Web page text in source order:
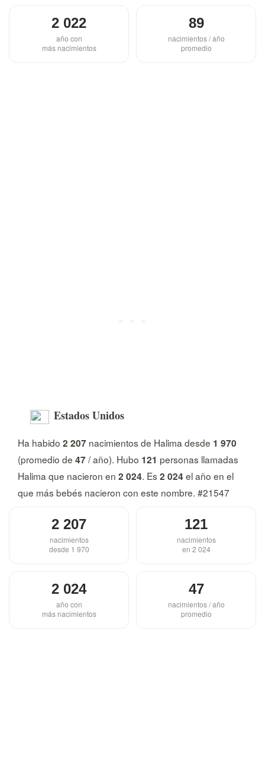
2 022
año con
más nacimientos
89
nacimientos / año
promedio
Estados Unidos
Ha habido 2 207 nacimientos de Halima desde 1 970
(promedio de 47/ año). Hubo 121 personas llamadas
Halima que nacieron en 2 024. Es 2 024 el año en el
que más bebés nacieron con este nombre. #21547
2 207
nacimientos
desde 1 970
121
nacimientos
en 2 024
2 024
año con
más nacimientos
47
nacimientos / año
promedio